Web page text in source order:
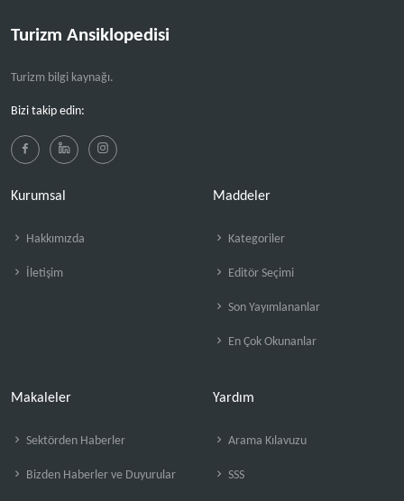
Turizm Ansiklopedisi
Turizm bilgi kaynağı.
Bizi takip edin:
Kurumsal
Hakkımızda
İletişim
Maddeler
Kategoriler
Editör Seçimi
Son Yayımlananlar
En Çok Okunanlar
Makaleler
Sektörden Haberler
Bizden Haberler ve Duyurular
Yardım
Arama Kılavuzu
SSS